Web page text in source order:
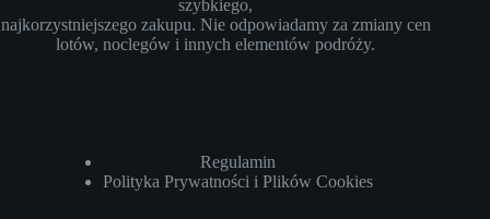
szybkiego,
najkorzystniejszego zakupu. Nie odpowiadamy za zmiany cen
lotów, noclegów i innych elementów podróży.
Regulamin
Polityka Prywatności i Plików Cookies